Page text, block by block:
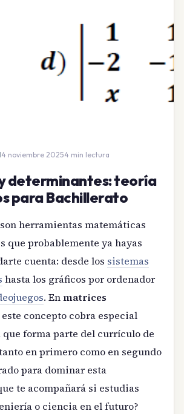
4 noviembre 2025·4 min lectura
determinantes: teoría
para Bachillerato
son herramientas matemáticas
que probablemente ya hayas
cuenta: desde los sistemas
hasta los gráficos por ordenador
. Enmatrices
este concepto cobra especial
forma parte del currículo de
en primero como en segundo
para dominar esta
te acompañará si estudias
o ciencia en el futuro?